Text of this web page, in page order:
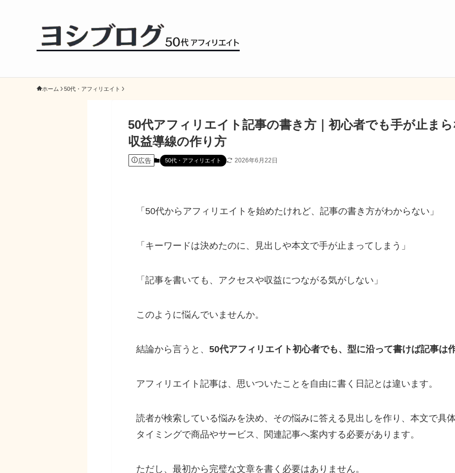
ホーム 50代・アフィリエイト
50代アフィリエイト記事の書き方｜初心者でも手が止ま
収益導線の作り方
広告 50代・アフィリエイト 2026年6月22日
「50代からアフィリエイトを始めたけれど、記事の書き方がわからない」
「キーワードは決めたのに、見出しや本文で手が止まってしまう」
「記事を書いても、アクセスや収益につながる気がしない」
このように悩んでいませんか。
結論から言うと、 50代アフィリエイト初心者でも、型に沿って書けば記事は
アフィリエイト記事は、思いついたことを自由に書く日記とは違います。
読者が検索している悩みを決め、その悩みに答える見出しを作り、本文で具
タイミングで商品やサービス、関連記事へ案内する必要があります。
ただし、最初から完璧な文章を書く必要はありません。